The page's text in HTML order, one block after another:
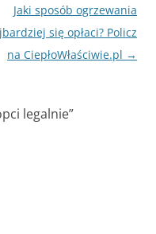
Jaki sposób ogrzewania
się opłaci? Policz
na CiepłoWłaściwie.pl →
legalnie”